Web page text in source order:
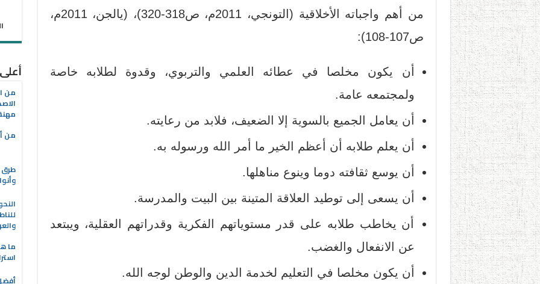
من أهم واجباته الأخلاقية (التونجي، 2011م، ص318-320)، (يالجن، 2011م،
ص107-108):
أن يكون مخلصا في عطائه العلمي والتربوي، وقدوة لطلابه خاصة
ولمجتمعه عامة.
أن يعامل الجميع بالسوية إلا الضعيف، فلابد من رعايته.
أن يعلم طلابه أن أعظم الخير ما أمر الله ورسوله به.
أن يوسع ثقافته دوما وينوع مناهلها.
أن يسعى إلى توطيد العلاقة المتينة بين البيت والمدرسة.
أن يخاطب طلابه على قدر مستوياتهم الفكرية وقدراتهم العقلية، ويبتعد
عن الانفعال والغضب.
أن يكون مخلصا في التعليم لخدمة الدين والوطن لوجه الله.
من
من
طرق
ما